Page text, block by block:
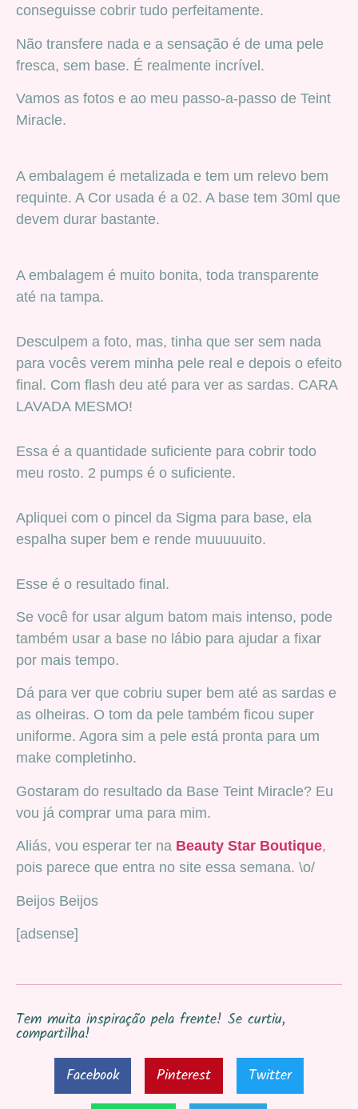
conseguisse cobrir tudo perfeitamente.
Não transfere nada e a sensação é de uma pele
fresca, sem base. É realmente incrível.
Vamos as fotos e ao meu passo-a-passo de Teint
Miracle.
A embalagem é metalizada e tem um relevo bem
requinte. A Cor usada é a 02. A base tem 30ml que
devem durar bastante.
A embalagem é muito bonita, toda transparente
até na tampa.
Desculpem a foto, mas, tinha que ser sem nada
para vocês verem minha pele real e depois o efeito
final. Com flash deu até para ver as sardas. CARA
LAVADA MESMO!
Essa é a quantidade suficiente para cobrir todo
meu rosto. 2 pumps é o suficiente.
Apliquei com o pincel da Sigma para base, ela
espalha super bem e rende muuuuuito.
Esse é o resultado final.
Se você for usar algum batom mais intenso, pode
também usar a base no lábio para ajudar a fixar
por mais tempo.
Dá para ver que cobriu super bem até as sardas e
as olheiras. O tom da pele também ficou super
uniforme. Agora sim a pele está pronta para um
make completinho.
Gostaram do resultado da Base Teint Miracle? Eu
vou já comprar uma para mim.
Aliás, vou esperar ter na Beauty Star Boutique,
pois parece que entra no site essa semana. \o/
Beijos Beijos
[adsense]
Tem muita inspiração pela frente! Se curtiu,
compartilha!
Facebook
Pinterest
Twitter